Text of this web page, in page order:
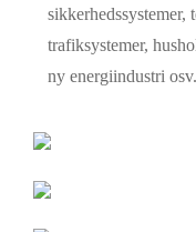
sikkerhedssystemer,
trafiksystemer,
ny energiindustri osv.